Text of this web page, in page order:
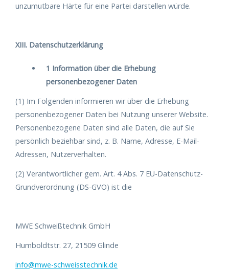
unzumutbare Härte für eine Partei darstellen würde.
XIII. Datenschutzerklärung
1 Information über die Erhebung
personenbezogener Daten
(1) Im Folgenden informieren wir über die Erhebung
personenbezogener Daten bei Nutzung unserer Website.
Personenbezogene Daten sind alle Daten, die auf Sie
persönlich beziehbar sind, z. B. Name, Adresse, E-Mail-
Adressen, Nutzerverhalten.
(2) Verantwortlicher gem. Art. 4 Abs. 7 EU-Datenschutz-
Grundverordnung (DS-GVO) ist die
MWE Schweißtechnik GmbH
Humboldtstr. 27, 21509 Glinde
info@mwe-schweisstechnik.de